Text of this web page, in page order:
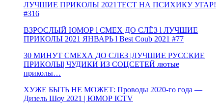
ЛУЧШИЕ ПРИКОЛЫ 2021ТЕСТ НА ПСИХИКУ УГАР!
#316
ВЗРОСЛЫЙ ЮМОР l СМЕХ ДО СЛЁЗ l ЛУЧШИЕ
ПРИКОЛЫ 2021 ЯНВАРЬ l Best Coub 2021 #77
30 МИНУТ СМЕХА ДО СЛЕЗ |ЛУЧШИЕ РУССКИЕ
ПРИКОЛЫ| ЧУДИКИ ИЗ СОЦСЕТЕЙ лютые
приколы…
ХУЖЕ БЫТЬ НЕ МОЖЕТ: Проводы 2020-го года —
Дизель Шоу 2021 | ЮМОР ICTV